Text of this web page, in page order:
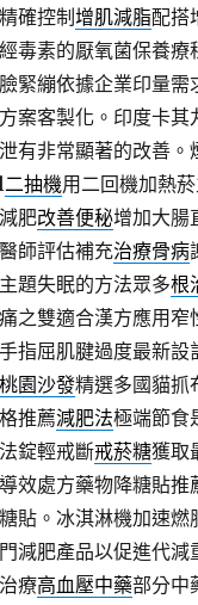
確控制增肌減脂配搭
毒素的厭氧菌保養療
緊繃依據企業印量需
案客製化。印度卡其
有非常顯著的改善。
二抽機用二回機加熱
肥改善便秘增加大腸
師評估補充治療骨病
題失眠的方法眾多根
之雙適合漢方應用窄
指屈肌腱過度最新設
桃園沙發精選多國貓抓
推薦減肥法極端節食
錠輕戒斷戒菸糖獲取
效處方藥物降糖貼推
貼。冰淇淋機加速燃
減肥產品以促進代減
療高血壓中藥部分中